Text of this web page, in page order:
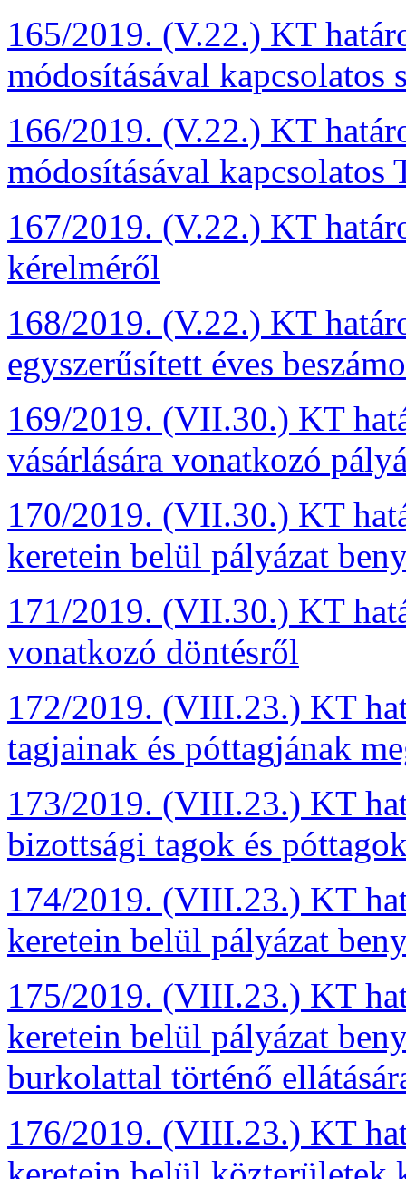
165/2019. (V.22.) KT
módosításával kapcsolatos
166/2019. (V.22.) KT
módosításával kapcsolatos
167/2019. (V.22.) KT
kérelméről
168/2019. (V.22.) KT
egyszerűsített éves
169/2019. (VII.30.) KT
vásárlására vonatkozó
170/2019. (VII.30.) KT
keretein belül pályázat
171/2019. (VII.30.) KT
vonatkozó döntésről
172/2019. (VIII.23.) KT
tagjainak és póttagjának
173/2019. (VIII.23.) KT
bizottsági tagok és
174/2019. (VIII.23.) KT
keretein belül pályázat
175/2019. (VIII.23.) KT
keretein belül pályázat
burkolattal történő
176/2019. (VIII.23.) KT